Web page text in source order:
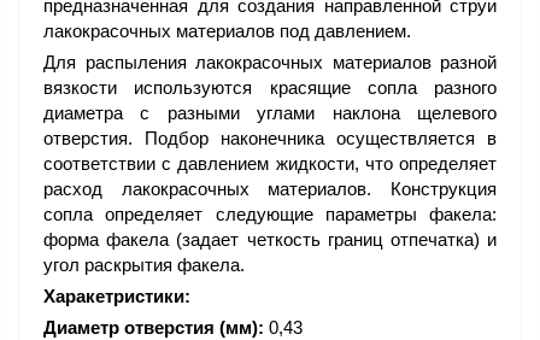
предназначенная для создания направленной струи
лакокрасочных материалов под давлением.
Для распыления лакокрасочных материалов разной
вязкости используются красящие сопла разного
диаметра с разными углами наклона щелевого
отверстия. Подбор наконечника осуществляется в
соответствии с давлением жидкости, что определяет
расход лакокрасочных материалов. Конструкция
сопла определяет следующие параметры факела:
форма факела (задает четкость границ отпечатка) и
угол раскрытия факела.
Харакетристики:
Диаметр отверстия (мм): 0,43